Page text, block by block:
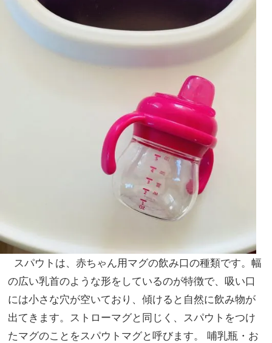
スパウトは、赤ちゃん用マグの飲み口の種類です。幅
の広い乳首のような形をしているのが特徴で、吸い口
には小さな穴が空いており、傾けると自然に飲み物が
出てきます。ストローマグと同じく、スパウトをつけ
たマグのことをスパウトマグと呼びます。 哺乳瓶・お